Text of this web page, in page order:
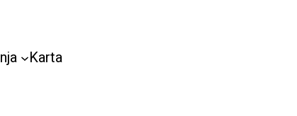
Karta